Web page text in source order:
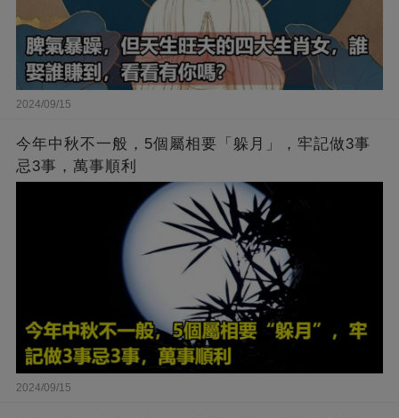
2024/09/15
今年中秋不一般，5個屬相要「躲月」，牢記做3事
忌3事，萬事順利
2024/09/15